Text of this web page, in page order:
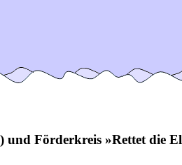
Förderkreis »Rettet die